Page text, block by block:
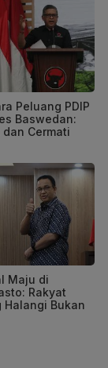
Peluang PDIP
Baswedan:
dan Cermati
Maju di
Rakyat
Halangi Bukan